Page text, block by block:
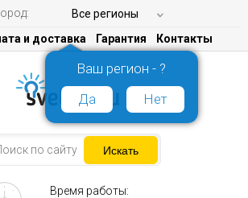
Все регионы
Ваш регион - ?
Да
Нет
и доставка Гарантия Контакты
Время работы: